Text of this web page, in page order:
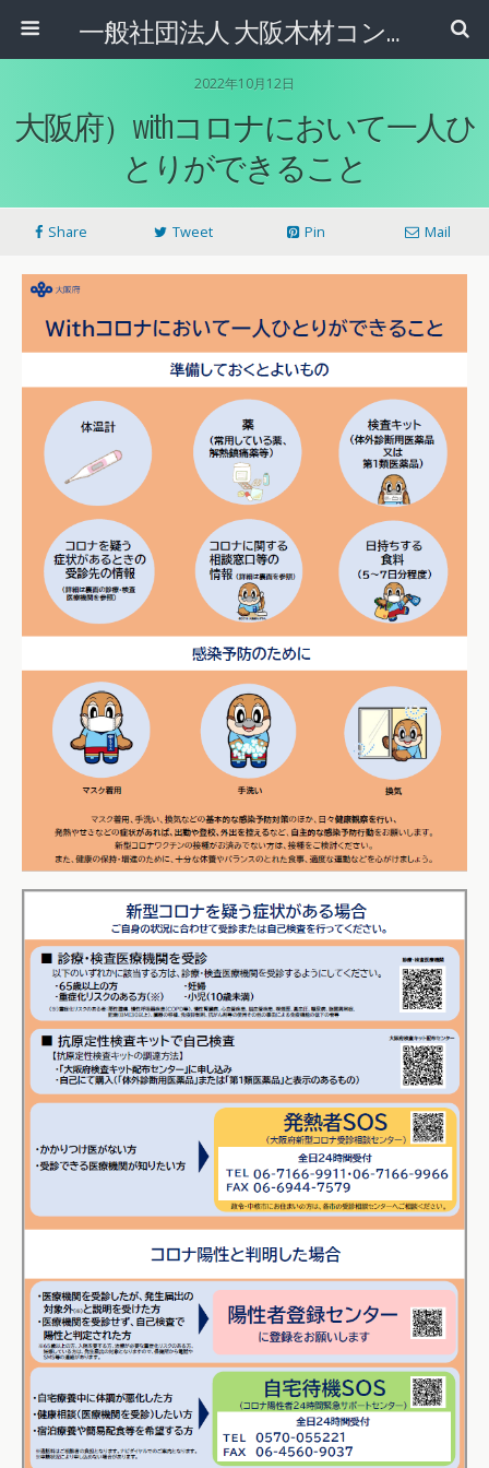
一般社団法人 大阪木材コンビナート協会
2022年10月12日
大阪府）withコロナにおいて一人ひ
とりができること
Share Tweet Pin Mail